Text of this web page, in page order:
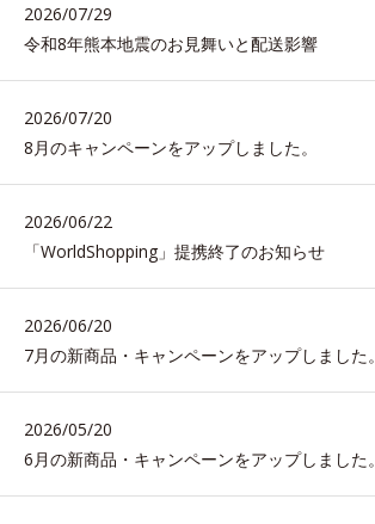
2026/07/29
令和8年熊本地震のお見舞いと配送影響
2026/07/20
8月のキャンペーンをアップしました。
2026/06/22
「WorldShopping」提携終了のお知らせ
2026/06/20
7月の新商品・キャンペーンをアップしました。
2026/05/20
6月の新商品・キャンペーンをアップしました。